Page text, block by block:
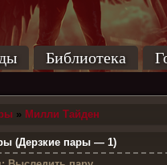
Библиотека
» Милли Тайден
(Дерзкие пары — 1)